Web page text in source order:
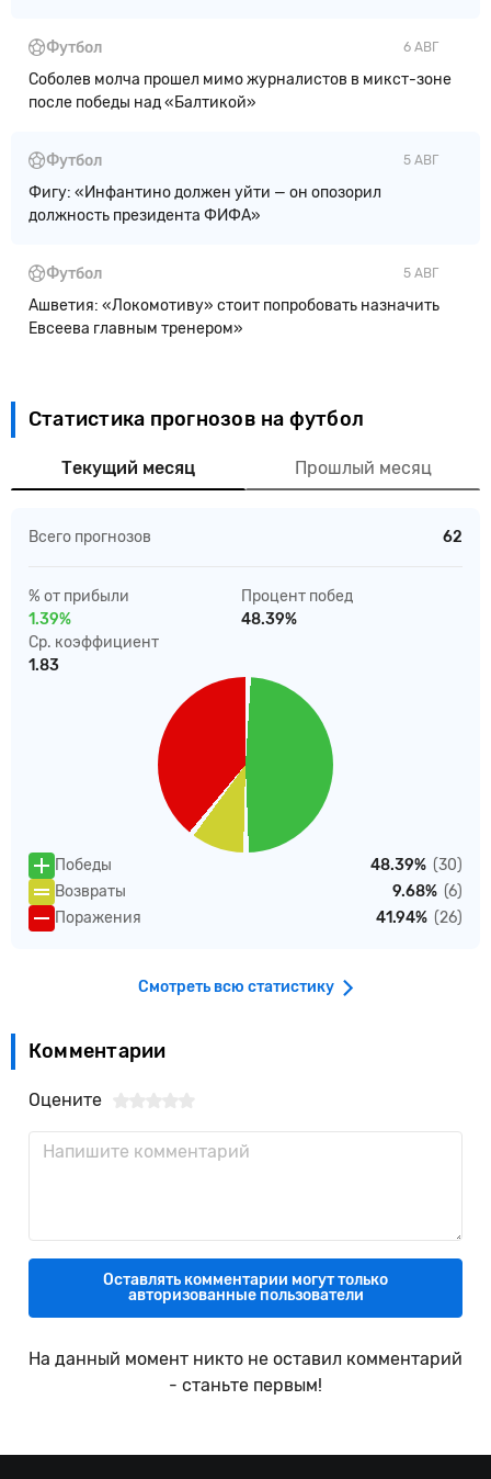
6 АВГ
Футбол
Соболев молча прошел мимо журналистов в микст-зоне
после победы над «Балтикой»
5 АВГ
Футбол
Фигу: «Инфантино должен уйти — он опозорил
должность президента ФИФА»
5 АВГ
Футбол
Ашветия: «Локомотиву» стоит попробовать назначить
Евсеева главным тренером»
Статистика прогнозов на футбол
Текущий месяц Прошлый месяц
Всего прогнозов 62
% от прибыли
1.39%
Процент побед
48.39%
Ср. коэффициент
1.83
Победы 48.39% (30)
Возвраты
9.68% (6)
Поражения
41.94% (26)
Смотреть всю статистику
Комментарии
Оцените
Оставлять комментарии могут только
авторизованные пользователи
На данный момент никто не оставил комментарий
- станьте первым!